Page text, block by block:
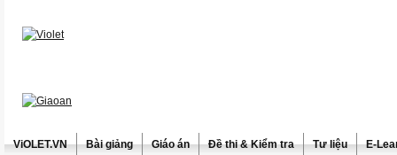
ViOLET.VN Bài giảng Giáo án Đề thi & Kiểm tra Tư liệu E-